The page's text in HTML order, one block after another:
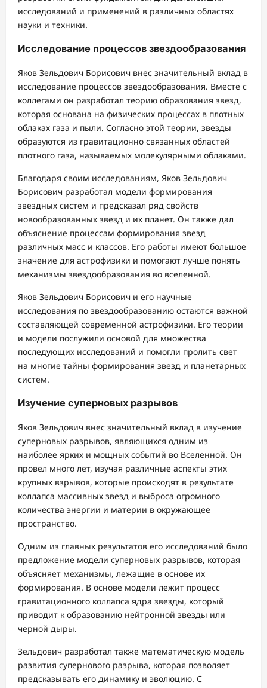
исследований и применений в различных областях
науки и техники.
Исследование процессов звездообразования
Яков Зельдович Борисович внес значительный вклад в
исследование процессов звездообразования. Вместе с
коллегами он разработал теорию образования звезд,
которая основана на физических процессах в плотных
облаках газа и пыли. Согласно этой теории, звезды
образуются из гравитационно связанных областей
плотного газа, называемых молекулярными облаками.
Благодаря своим исследованиям, Яков Зельдович
Борисович разработал модели формирования
звездных систем и предсказал ряд свойств
новообразованных звезд и их планет. Он также дал
объяснение процессам формирования звезд
различных масс и классов. Его работы имеют большое
значение для астрофизики и помогают лучше понять
механизмы звездообразования во вселенной.
Яков Зельдович Борисович и его научные
исследования по звездообразованию остаются важной
составляющей современной астрофизики. Его теории
и модели послужили основой для множества
последующих исследований и помогли пролить свет
на многие тайны формирования звезд и планетарных
систем.
Изучение суперновых разрывов
Яков Зельдович внес значительный вклад в изучение
суперновых разрывов, являющихся одним из
наиболее ярких и мощных событий во Вселенной. Он
провел много лет, изучая различные аспекты этих
крупных взрывов, которые происходят в результате
коллапса массивных звезд и выброса огромного
количества энергии и материи в окружающее
пространство.
Одним из главных результатов его исследований было
предложение модели суперновых разрывов, которая
объясняет механизмы, лежащие в основе их
формирования. В основе модели лежит процесс
гравитационного коллапса ядра звезды, который
приводит к образованию нейтронной звезды или
черной дыры.
Зельдович разработал также математическую модель
развития супернового разрыва, которая позволяет
предсказывать его динамику и эволюцию. С